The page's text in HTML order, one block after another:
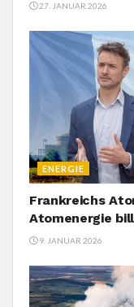
27. JANUAR 2026
ENERGIE
Frankreichs
Atomenergie
9. JANUAR 2026